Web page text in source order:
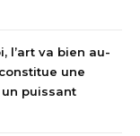
l’art va bien au-
une
puissant